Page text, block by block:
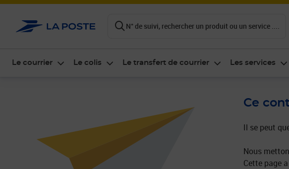
N° de suivi, rechercher un produit ou un service ....
Le courrier Le colis Le transfert de courrier Les services
Ce
Il se peut
Nous
Cette page